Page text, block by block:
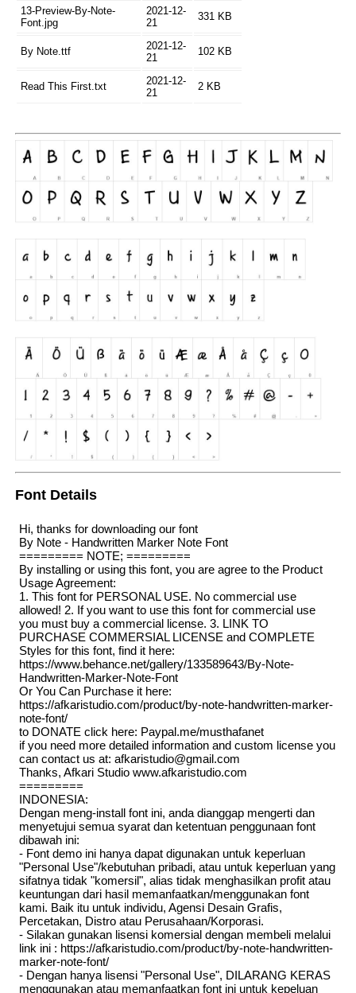
13-Preview-By-Note-
Font.jpg
2021-12-
21
331 KB
By Note.ttf
2021-12-
21
102 KB
Read This First.txt
2021-12-
21
2 KB
Font Details
Hi, thanks for downloading our font
By Note - Handwritten Marker Note Font
========= NOTE; =========
By installing or using this font, you are agree to the Product
Usage Agreement:
1. This font for PERSONAL USE. No commercial use
allowed! 2. If you want to use this font for commercial use
you must buy a commercial license. 3. LINK TO
PURCHASE COMMERSIAL LICENSE and COMPLETE
Styles for this font, find it here:
https://www.behance.net/gallery/133589643/By-Note-
Handwritten-Marker-Note-Font
Or You Can Purchase it here:
https://afkaristudio.com/product/by-note-handwritten-marker-
note-font/
to DONATE click here: Paypal.me/musthafanet
if you need more detailed information and custom license you
can contact us at: afkaristudio@gmail.com
Thanks, Afkari Studio www.afkaristudio.com
=========
INDONESIA:
Dengan meng-install font ini, anda dianggap mengerti dan
menyetujui semua syarat dan ketentuan penggunaan font
dibawah ini:
- Font demo ini hanya dapat digunakan untuk keperluan
"Personal Use"/kebutuhan pribadi, atau untuk keperluan yang
sifatnya tidak "komersil", alias tidak menghasilkan profit atau
keuntungan dari hasil memanfaatkan/menggunakan font
kami. Baik itu untuk individu, Agensi Desain Grafis,
Percetakan, Distro atau Perusahaan/Korporasi.
- Silakan gunakan lisensi komersial dengan membeli melalui
link ini : https://afkaristudio.com/product/by-note-handwritten-
marker-note-font/
- Dengan hanya lisensi "Personal Use", DILARANG KERAS
menggunakan atau memanfaatkan font ini untuk kepeluan